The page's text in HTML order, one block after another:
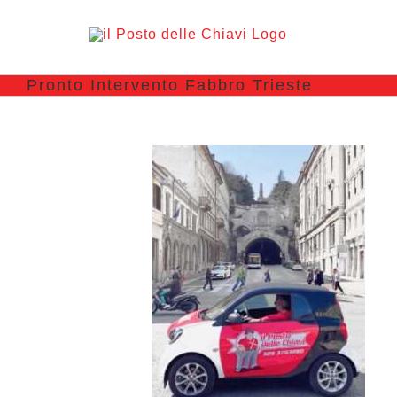
Pronto Intervento Fabbro Trieste